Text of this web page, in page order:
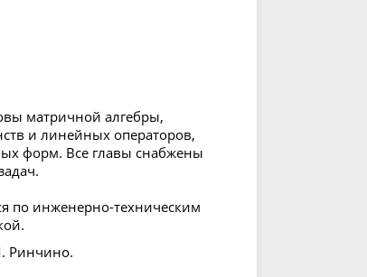
матричной алгебры,
и линейных операторов,
форм. Все главы снабжены
по инженерно-техническим
Ринчино.